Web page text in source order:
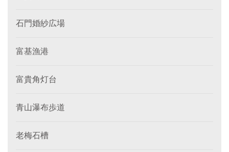
石門婚紗広場
富基漁港
富貴角灯台
青山瀑布歩道
老梅石槽